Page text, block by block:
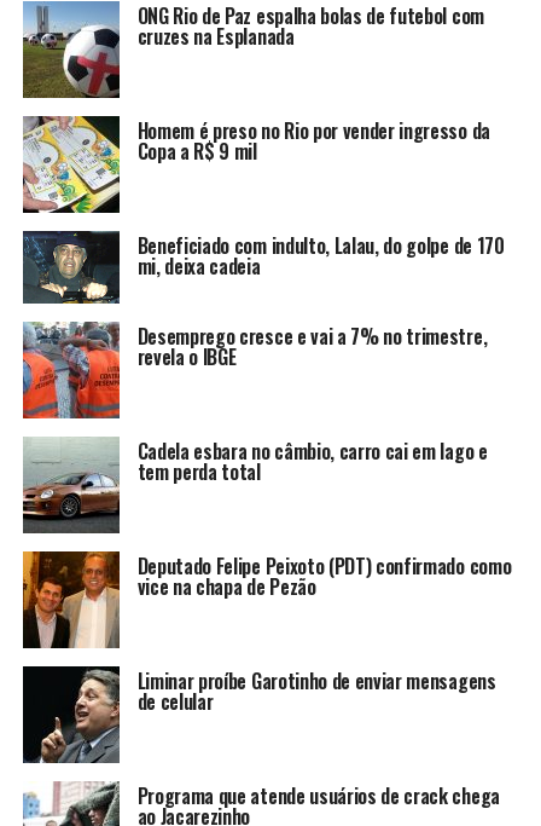
ONG Rio de Paz espalha bolas de futebol com
cruzes na Esplanada
Homem é preso no Rio por vender ingresso da
Copa a R$ 9 mil
Beneficiado com indulto, Lalau, do golpe de 170
mi, deixa cadeia
Desemprego cresce e vai a 7% no trimestre,
revela o IBGE
Cadela esbara no câmbio, carro cai em lago e
tem perda total
Deputado Felipe Peixoto (PDT) confirmado como
vice na chapa de Pezão
Liminar proíbe Garotinho de enviar mensagens
de celular
Programa que atende usuários de crack chega
ao Jacarezinho